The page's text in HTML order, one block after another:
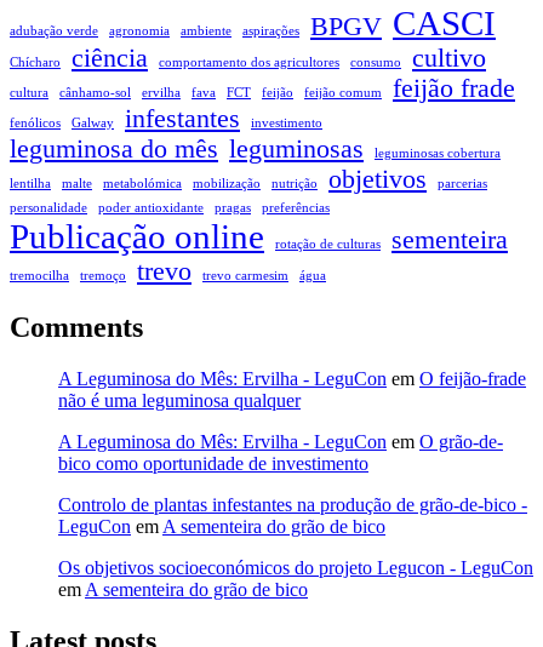
adubação verde agronomia ambiente aspirações BPGV CASCI
Chícharo ciência comportamento dos agricultores consumo cultivo
cultura cânhamo-sol ervilha fava FCT feijão feijão comum feijão frade
fenólicos Galway infestantes investimento
leguminosa do mês leguminosas leguminosas cobertura
lentilha malte metabolómica mobilização nutrição objetivos
parcerias
personalidade
poder antioxidante pragas preferências
Publicação online rotação de culturas sementeira
tremocilha tremoço trevo trevo carmesim água
Comments
A Leguminosa do Mês: Ervilha - LeguCon em O feijão-frade
não é uma leguminosa qualquer
A Leguminosa do Mês: Ervilha - LeguCon em O grão-de-
bico como oportunidade de investimento
Controlo de plantas infestantes na produção de grão-de-bico -
LeguCon em A sementeira do grão de bico
Os objetivos socioeconómicos do projeto Legucon - LeguCon
em A sementeira do grão de bico